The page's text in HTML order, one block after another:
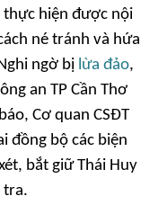
thực hiện được nội
né tránh và hứa
ngờ bị lừa đảo,
an TP Cần Thơ
Cơ quan CSĐT
đồng bộ các biện
bắt giữ Thái Huy
tra.